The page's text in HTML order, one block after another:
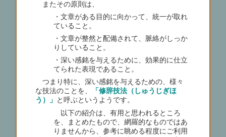
またその原則は、
・文章がある目的に向かって、統一が取れ
ていること。
・文章が整然と配備されて、脈絡がしっか
りしていること。
・深い感銘を与えるために、効果的に仕立
てられた表現であること。
つまり特に、深い感銘を与えるための、様々
な技法のことを、
「修辞技法（しゅうじぎほ
う）」 と呼ぶというようです。
以下の紹介は、有用と思われるところ
を、まとめたもので、網羅的なものではあ
りませんから、参考に眺める程度にご利用